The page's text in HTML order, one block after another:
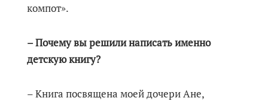
компот».
– Почему вы решили написать именно
детскую книгу?
– Книга посвящена моей дочери Ане,